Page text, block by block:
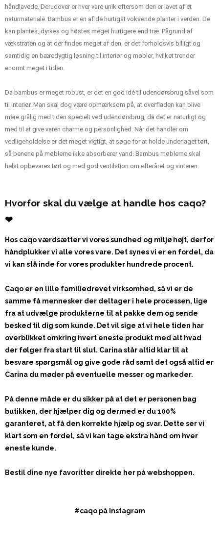
håndlavede. Derudover er hver vare unik eftersom den er lavet af et
naturmateriale. Bambus er en af de hurtigst voksende planter i verden. De
kan plantes, dyrkes og høstes meget hurtigere end træ. Pågrund af
vækstraten og at der findes meget af den, er det forholdsvis billigt og
samtidig en bæredygtig løsning til interiør og møbler, hvilket trender
enormt meget i tiden.
Da bambus er meget robust, er det en god idé til udendørsbrug såvel som
til interiør. Man skal dog være opmærksom på, at overfladen kan blive
mere grålig med tiden specielt ved udendørsbrug, da det er naturligt og
med til at give varen charme og personlighed. Når det handler om
vedligeholdelse er det meget vigtigt, at søge for at holde underlaget tørt,
så benene på møblerne ikke absorberer vand. Bambus møblerne skal
helst opbevares tørt og med god ventilation om efteråret og vinteren.
Hvorfor skal du vælge at handle hos caqo?
❤
Hos caqo værdsætter vi vores sundhed og miljø højt, derfor
håndplukker vi alle vores vare. Det synes vi er en fordel, da
vi kan stå inde for vores produkter hundrede procent.
Caqo er en lille familiedrevet virksomhed, så vi er de
samme få mennesker der deltager i hele processen, lige
fra at udvælge produkterne til at pakke dem og sende
besked til dig som kunde. Det vil sige at vi hele tiden har
overblikket omkring hvert eneste produkt med alt hvad
der følger fra start til slut. Carina står altid klar til at
besvare spørgsmål og give gode råd samt det også altid er
Carina du møder på eventuelle messer og markeder.
På denne måde er du sikker på at det er personen bag
butikken, der hjælper dig og dermed er du 100%
garanteret, at få den korrekte hjælp og svar. Dette ser vi
klart som en fordel, så vi kan tage ekstra hånd om hver
eneste kunde.
Bestil dine nye favoritter direkte her på webshoppen.
#caqo på Instagram